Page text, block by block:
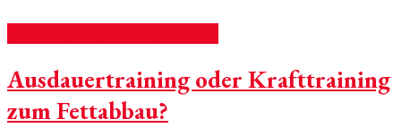
Ausdauertraining oder Krafttraining
zum Fettabbau?